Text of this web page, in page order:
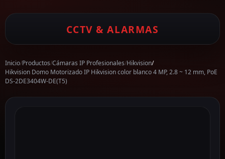
CCTV & ALARMAS
Inicio/Productos/Cámaras IP Profesionales/Hikvision/
Hikvision Domo Motorizado IP Hikvision color blanco 4 MP, 2.8 ~ 12 mm, PoE
DS-2DE3404W-DE(T5)